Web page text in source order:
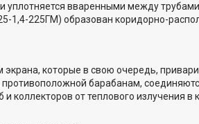
уплотняется вваренными между трубами
1,4-225ГМ) образован коридорно-
которые в свою очередь,
барабанам,
от теплового излучения в